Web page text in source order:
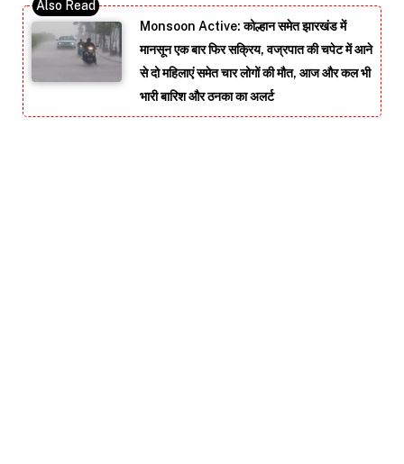
Monsoon Active: कोल्हान समेत झारखंड में
मानसून एक बार फिर सक्रिय, वज्रपात की चपेट में आने
से दो महिलाएं समेत चार लोगों की मौत, आज और कल भी
भारी बारिश और ठनका का अलर्ट